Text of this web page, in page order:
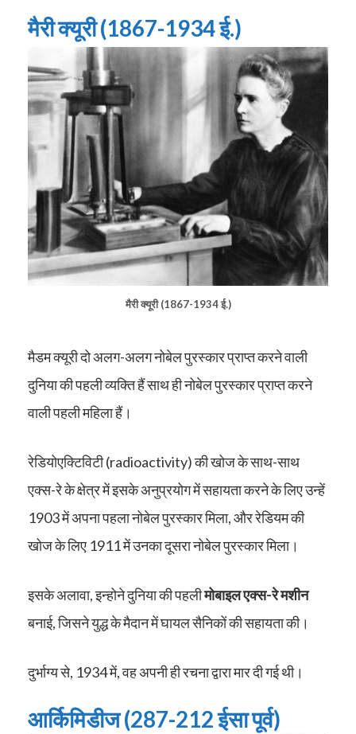
मैरी क्यूरी (1867-1934 ई.)
मैरी क्यूरी (1867-1934 ई.)
मैडम क्यूरी दो अलग-अलग नोबेल पुरस्कार प्राप्त करने वाली
दुनिया की पहली व्यक्ति हैं साथ ही नोबेल पुरस्कार प्राप्त करने
वाली पहली महिला हैं।
रेडियोएक्टिविटी (radioactivity) की खोज के साथ-साथ
एक्स-रे के क्षेत्र में इसके अनुप्रयोग में सहायता करने के लिए उन्हें
1903 में अपना पहला नोबेल पुरस्कार मिला, और रेडियम की
खोज के लिए 1911 में उनका दूसरा नोबेल पुरस्कार मिला।
इसके अलावा, इन्होने दुनिया की पहलीमोबाइल एक्स-रे मशीन
बनाई, जिसने युद्ध के मैदान में घायल सैनिकों की सहायता की।
दुर्भाग्य से, 1934 में, वह अपनी ही रचना द्वारा मार दी गई थी।
आर्किमिडीज (287-212 ईसा पूर्व)